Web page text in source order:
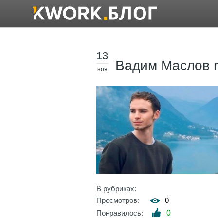
13
ноя Вадим Маслов
В рубриках:
Просмотров:
0
Понравилось:
0